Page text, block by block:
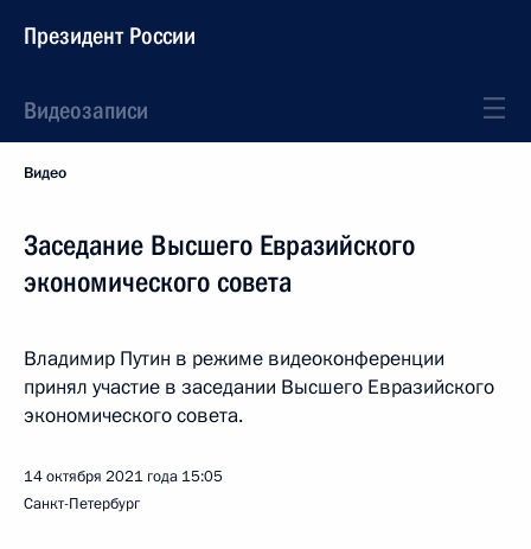
Президент России
Видеозаписи
Видео
Заседание Высшего Евразийского
экономического совета
Владимир Путин в режиме видеоконференции
принял участие в заседании Высшего Евразийского
экономического совета.
14 октября 2021 года 15:05
Санкт-Петербург